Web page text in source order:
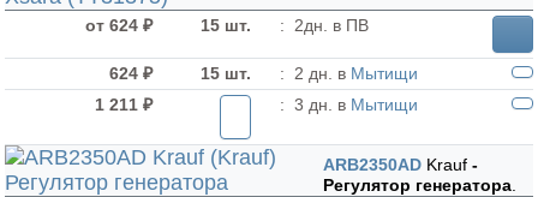
от 624 ₽ 15 шт. : 2дн. в ПВ
624 ₽ 15 шт. : 2 дн. в Мытищи
1 211 ₽
: 3 дн. в Мытищи
ARB2350AD Krauf -
Регулятор генератора.